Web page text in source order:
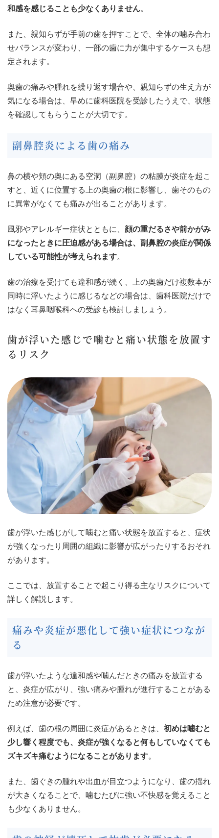
和感を感じることも少なくありません。
また、親知らずが手前の歯を押すことで、全体の噛み合わ
せバランスが変わり、一部の歯に力が集中するケースも想
定されます。
奥歯の痛みや腫れを繰り返す場合や、親知らずの生え方が
気になる場合は、早めに歯科医院を受診したうえで、状態
を確認してもらうことが大切です。
副鼻腔炎による歯の痛み
鼻の横や頬の奥にある空洞（副鼻腔）の粘膜が炎症を起こ
すと、近くに位置する上の奥歯の根に影響し、歯そのもの
に異常がなくても痛みが出ることがあります。
風邪やアレルギー症状とともに、 顔の重だるさや前かがみ
になったときに圧迫感がある場合は、副鼻腔の炎症が関係
している可能性が考えられます。
歯の治療を受けても違和感が続く、上の奥歯だけ複数本が
同時に浮いたように感じるなどの場合は、歯科医院だけで
はなく耳鼻咽喉科への受診も検討しましょう。
歯が浮いた感じで噛むと痛い状態を放置す
るリスク
歯が浮いた感じがして噛むと痛い状態を放置すると、症状
が強くなったり周囲の組織に影響が広がったりするおそれ
があります。
ここでは、放置することで起こり得る主なリスクについて
詳しく解説します。
痛みや炎症が悪化して強い症状につなが
る
歯が浮いたような違和感や噛んだときの痛みを放置する
と、炎症が広がり、強い痛みや腫れが進行することがある
ため注意が必要です。
例えば、歯の根の周囲に炎症があるときは、 初めは噛むと
少し響く程度でも、炎症が強くなると何もしていなくても
ズキズキ痛むようになることがあります。
また、歯ぐきの腫れや出血が目立つようになり、歯の揺れ
が大きくなることで、噛むたびに強い不快感を覚えること
も少なくありません。